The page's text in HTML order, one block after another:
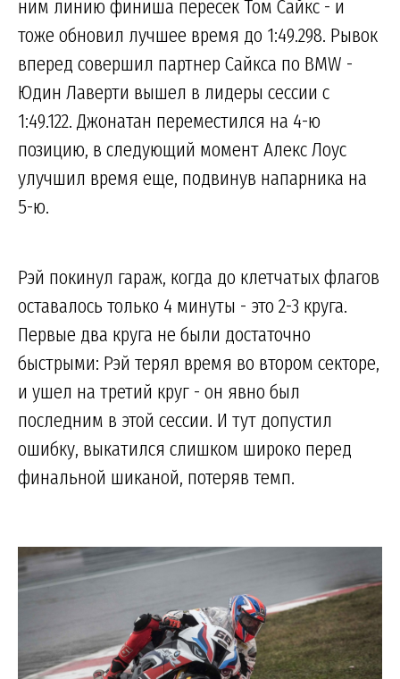
ним линию финиша пересек Том Сайкс - и
тоже обновил лучшее время до 1:49.298. Рывок
вперед совершил партнер Сайкса по BMW -
Юдин Лаверти вышел в лидеры сессии с
1:49.122. Джонатан переместился на 4-ю
позицию, в следующий момент Алекс Лоус
улучшил время еще, подвинув напарника на
5-ю.
Рэй покинул гараж, когда до клетчатых флагов
оставалось только 4 минуты - это 2-3 круга.
Первые два круга не были достаточно
быстрыми: Рэй терял время во втором секторе,
и ушел на третий круг - он явно был
последним в этой сессии. И тут допустил
ошибку, выкатился слишком широко перед
финальной шиканой, потеряв темп.